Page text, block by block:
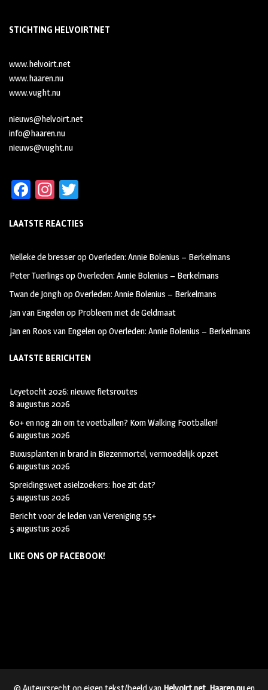
STICHTING HELVOIRTNET
www.helvoirt.net
www.haaren.nu
www.vught.nu
nieuws@helvoirt.net
info@haaren.nu
nieuws@vught.nu
Fa
b
oo
k
In
ag
m
tt
LAATSTE REACTIES
Nelleke de bresseropOverleden: Annie Bolenius – Berkelmans
Peter Tuerlings opOverleden: Annie Bolenius – Berkelmans
Twan de JonghopOverleden: Annie Bolenius – Berkelmans
Jan van Engelenop Probleem met de Geldmaat
Jan en Roos van EngelenopOverleden: Annie Bolenius – Berkelmans
LAATSTE BERICHTEN
Leyetocht 2026: nieuwe fietsroutes
8 augustus 2026
60+ en nog zin om te voetballen? Kom Walking Footballen!
6 augustus 2026
Buxusplanten in brand in Biezenmortel, vermoedelijk opzet
6 augustus 2026
Spreidingswet asielzoekers: hoe zit dat?
5 augustus 2026
Bericht voor de leden van Vereniging 55+
5 augustus 2026
LIKE ONS OP FACEBOOK!
© Auteursrecht op eigen tekst/beeld van Helvoirt.net, Haaren.nuen